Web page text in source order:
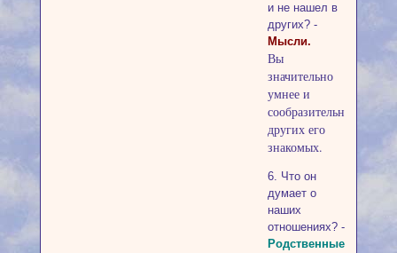
и не нашел в
других? -
Мысли.
Вы
значительно
умнее и
сообразительнее
других его
знакомых.
6. Что он
думает о
наших
отношениях? -
Родственные